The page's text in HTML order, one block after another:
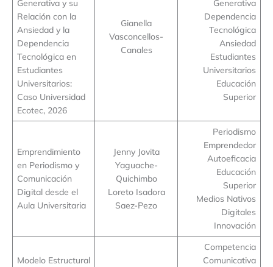
Generativa y su
Relación con la
Ansiedad y la
Dependencia
Tecnológica en
Estudiantes
Universitarios:
Caso Universidad
Ecotec, 2026
Gianella
Vasconcellos-
Canales
Generativa
Dependencia
Tecnológica
Ansiedad
Estudiantes
Universitarios
Educación
Superior
Emprendimiento
en Periodismo y
Comunicación
Digital desde el
Aula Universitaria
Jenny Jovita
Yaguache-
Quichimbo
Loreto Isadora
Saez-Pezo
Periodismo
Emprendedor
Autoeficacia
Educación
Superior
Medios Nativos
Digitales
Innovación
Modelo Estructural
Competencia
Comunicativa